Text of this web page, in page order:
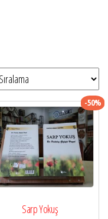
-50%
Sarp Yokuş